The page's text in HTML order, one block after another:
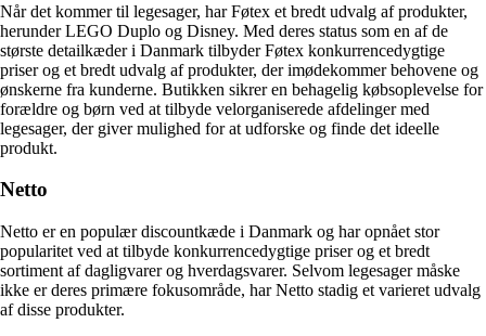
Når det kommer til legesager, har Føtex et bredt udvalg af produkter,
herunder LEGO Duplo og Disney. Med deres status som en af de
største detailkæder i Danmark tilbyder Føtex konkurrencedygtige
priser og et bredt udvalg af produkter, der imødekommer behovene og
ønskerne fra kunderne. Butikken sikrer en behagelig købsoplevelse for
forældre og børn ved at tilbyde velorganiserede afdelinger med
legesager, der giver mulighed for at udforske og finde det ideelle
produkt.
Netto
Netto er en populær discountkæde i Danmark og har opnået stor
popularitet ved at tilbyde konkurrencedygtige priser og et bredt
sortiment af dagligvarer og hverdagsvarer. Selvom legesager måske
ikke er deres primære fokusområde, har Netto stadig et varieret udvalg
af disse produkter.